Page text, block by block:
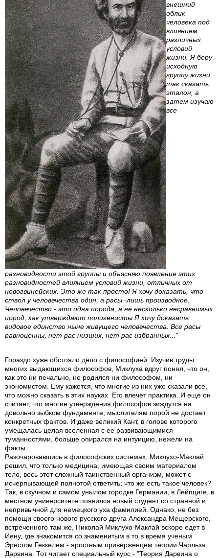
внешний
облик
человека под
влиянием
различных
условий
жизни. Я беру
исходную
группу жизни,
так сказать.
эталон, а
затем изучаю
все
разновидности этой группы и объясняю появление этих
разновидностей влиянием условий жизни, отличных от
новогвинейских. Это же так просто! Я хочу доказать, что
ствол у человечества один, а расы -лишь производное.
Человечество - это одна порода, а не несколько несравнимых
пород, как утверждают полигенисты Я хочу доказать
видовое единство ныне живущего человечества. Все расы
равноценны, нет рас низших, нет рас избранных..."
Гораздо хуже обстояло дело с философией. Изучив труды
многих выдающихся философов, Миклуха вдруг понял, что он,
как это ни печально, не родился ни философом, ни
экономистом. Ему кажется, что многие из них уже сказали все,
что можно сказать в этих науках. Его влечет практика. И еще он
считает, что многие утверждения философов зиждутся на
довольно зыбком фундаменте, мыслителям порой не достает
конкретных фактов. И даже великий Кант, в голове которого
умещалась целая вселенная с ее развивающимися
туманностями, больше опирался на интуицию, нежели на
факты.
Разочаровавшись в философских системах, Миклухо-Маклай
решил, что только медицина, имеющая своим материалом
тело, весь этот сложный таинственный организм, может с
исчерпывающей полнотой ответить; что же есть такое человек?
Так, в скучном и самом унылом городке Германии, в Лейпциге, в
местном университете появился новый студент со странной и
непривычной для немецкого уха фамилией. Однако, не без
помощи своего нового русского друга Александра Мещерского,
встреченного там же, Николай Миклухо-Маклай вскоре едет в
Иену, где знакомится со знаменитым в то в время ученым
Эрнстом Геккелем - яростным приверженцем теории Чарльза
Дарвина. Тот читает специальный курс - "Теория Дарвина о